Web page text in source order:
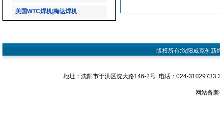
美国WTC焊机|梅达焊机
版权所有:沈阳威克创
地址：沈阳市于洪区沈大路146-2号 电话：024-
网站备